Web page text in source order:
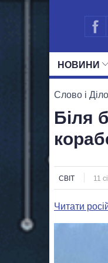
НОВИНИ
Слово і Діло
Біля
СВІТ 11
Читати